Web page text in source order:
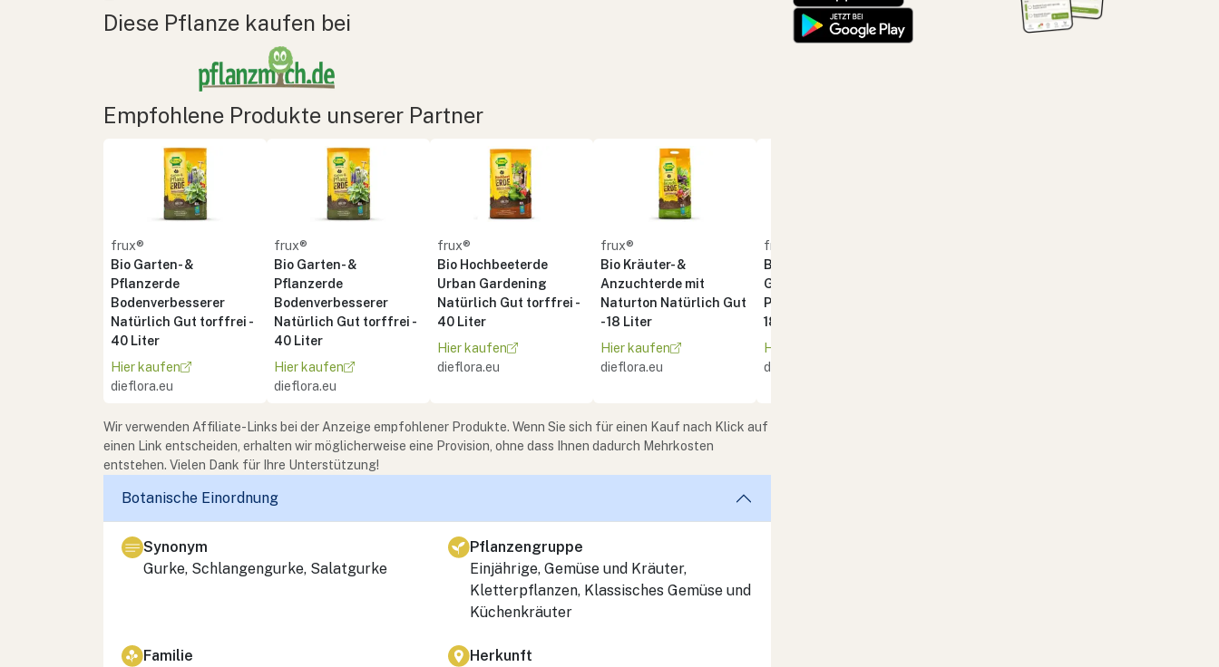
Diese Pflanze kaufen bei
Empfohlene Produkte unserer Partner
frux®
Bio Garten- &
Pflanzerde
Bodenverbesserer
Natürlich Gut torffrei -
40 Liter
Hier kaufen
dieflora.eu
frux®
Bio Garten- &
Pflanzerde
Bodenverbesserer
Natürlich Gut torffrei -
40 Liter
Hier kaufen
dieflora.eu
frux®
Bio Hochbeeterde
Urban Gardening
Natürlich Gut torffrei -
40 Liter
Hier kaufen
dieflora.eu
frux®
Bio Kräuter- &
Anzuchterde mit
Naturton Natürlich Gut
- 18 Liter
Hier kaufen
dieflora.eu
frux®
Bio Terra Preta
Gemüseerde mit
Pflanzenkohle torffrei -
18 Liter
Hier kaufen
dieflora.eu
Wir verwenden Affiliate-Links bei der Anzeige empfohlener Produkte. Wenn Sie sich für einen Kauf nach Klick auf
einen Link entscheiden, erhalten wir möglicherweise eine Provision, ohne dass Ihnen dadurch Mehrkosten
entstehen. Vielen Dank für Ihre Unterstützung!
Botanische Einordnung
Synonym
Gurke, Schlangengurke, Salatgurke
Pflanzengruppe
Einjährige, Gemüse und Kräuter,
Kletterpflanzen, Klassisches Gemüse und
Küchenkräuter
Familie
Herkunft